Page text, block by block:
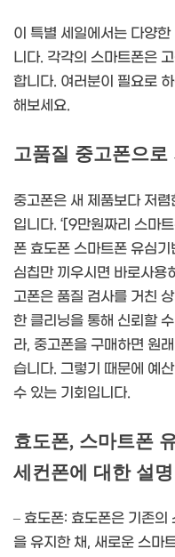
이 특별 세일에서는 다양
니다. 각각의 스마트폰은
합니다. 여러분이 필요로
해보세요.
고품질 중고폰으
중고폰은 새 제품보다 저
입니다. ‘[9만원짜리 스마
폰 효도폰 스마트폰 유심
심칩만 끼우시면 바로사용
고폰은 품질 검사를 거친
한 클리닝을 통해 신뢰할
라, 중고폰을 구매하면 원
습니다. 그렇기 때문에 예
수 있는 기회입니다.
효도폰, 스마트폰
세컨폰에 대한 설명
– 효도폰: 효도폰은 기존의
을 유지한 채, 새로운 스마